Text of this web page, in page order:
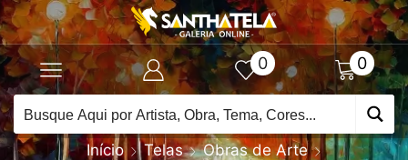
0 0
Início Telas
Obras de Arte